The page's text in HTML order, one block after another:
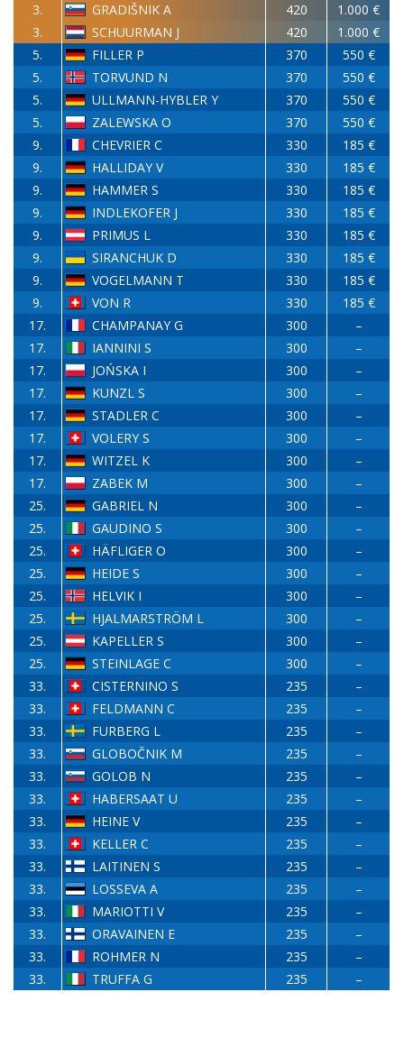
3.
GRADIŠNIK A 420
1.000 €
3.
SCHUURMAN J 420
1.000 €
5.
FILLER P 370
550 €
5.
TORVUND N 370
550 €
5.
ULLMANN-HYBLER Y 370
550 €
5.
ZALEWSKA O 370
550 €
9.
CHEVRIER C 330
185 €
9.
HALLIDAY V 330
185 €
9.
HAMMER S 330
185 €
9.
INDLEKOFER J 330
185 €
9.
PRIMUS L 330
185 €
9.
SIRANCHUK D 330
185 €
9.
VOGELMANN T 330
185 €
9.
VON R 330
185 €
17.
CHAMPANAY G 300
–
17.
IANNINI S 300
–
17.
JOŃSKA I 300
–
17.
KUNZL S 300
–
17.
STADLER C 300
–
17.
VOLERY S 300
–
17.
WITZEL K 300
–
17.
ZABEK M 300
–
25.
GABRIEL N 300
–
25.
GAUDINO S 300
–
25.
HÄFLIGER O 300
–
25.
HEIDE S 300
–
25.
HELVIK I 300
–
25.
HJALMARSTRÖM L 300
–
25.
KAPELLER S 300
–
25.
STEINLAGE C 300
–
33.
CISTERNINO S 235
–
33.
FELDMANN C 235
–
33.
FURBERG L 235
–
33.
GLOBOČNIK M 235
–
33.
GOLOB N 235
–
33.
HABERSAAT U 235
–
33.
HEINE V 235
–
33.
KELLER C 235
–
33.
LAITINEN S 235
–
33.
LOSSEVA A 235
–
33.
MARIOTTI V 235
–
33.
ORAVAINEN E 235
–
33.
ROHMER N 235
–
33.
TRUFFA G 235 –